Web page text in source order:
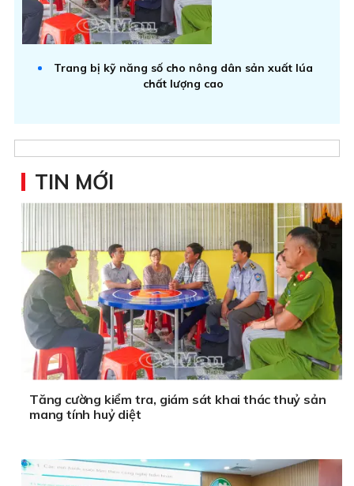
Trang bị kỹ năng số cho nông dân sản xuất lúa
chất lượng cao
TIN MỚI
Tăng cường kiểm tra, giám sát khai thác thuỷ sản
mang tính huỷ diệt